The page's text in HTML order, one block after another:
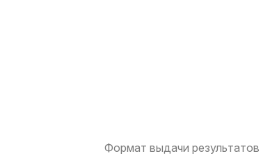
Формат выдачи результатов